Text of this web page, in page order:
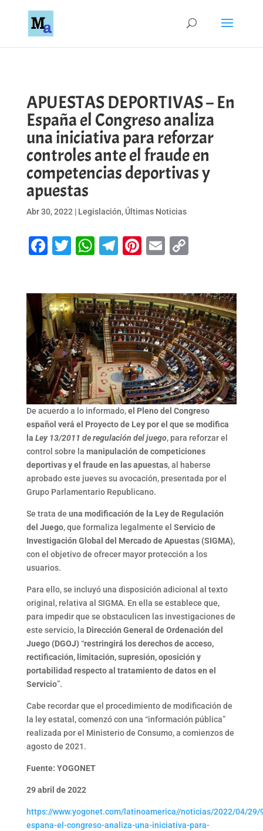
APUESTAS DEPORTIVAS – En
España el Congreso analiza
una iniciativa para reforzar
controles ante el fraude en
competencias deportivas y
apuestas
Abr 30, 2022 | Legislación, Últimas Noticias
Facebook
Twitter
WhatsApp
Telegram
Pinterest
EmailCopy
De acuerdo a lo informado,el Pleno del Congreso
español verá el Proyecto de Ley por el que se modifica
la Ley 13/2011 de regulación del juego, para reforzar el
control sobre la manipulación de competiciones
deportivas y el fraude en las apuestas, al haberse
aprobado este jueves su avocación, presentada por el
Grupo Parlamentario Republicano.
Se trata de una modificación de la Ley de Regulación
del Juego, que formaliza legalmente el Servicio de
Investigación Global del Mercado de Apuestas (SIGMA),
con el objetivo de ofrecer mayor protección a los
usuarios.
Para ello, se incluyó una disposición adicional al texto
original, relativa al SIGMA. En ella se establece que,
para impedir que se obstaculicen las investigaciones de
este servicio, la Dirección General de Ordenación del
Juego (DGOJ) “restringirá los derechos de acceso,
rectificación, limitación, supresión, oposición y
portabilidad respecto al tratamiento de datos en el
Servicio”.
Cabe recordar que el procedimiento de modificación de
la ley estatal, comenzó con una “información pública”
realizada por el Ministerio de Consumo, a comienzos de
agosto de 2021.
Fuente: YOGONET
29 abril de 2022
https://www.yogonet.com/latinoamerica//noticias/2022/04/29/
espana-el-congreso-analiza-una-iniciativa-para-